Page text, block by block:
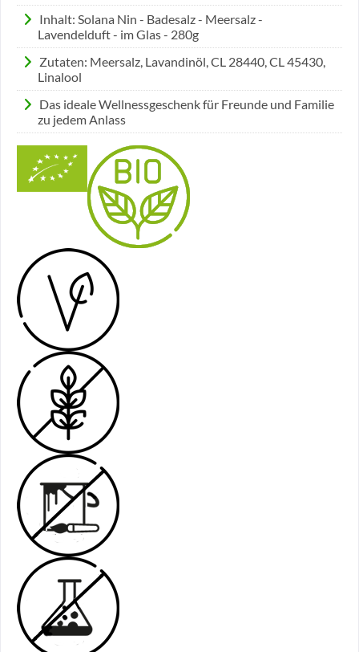
Inhalt: Solana Nin - Badesalz - Meersalz -
Lavendelduft - im Glas - 280g
Zutaten: Meersalz, Lavandinöl, CL 28440, CL 45430,
Linalool
Das ideale Wellnessgeschenk für Freunde und Familie
zu jedem Anlass